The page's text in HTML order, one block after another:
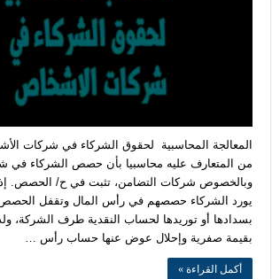
المعالجة المحاسبية لحقوق الشركاء في شركات
من المتعارف عليه محاسبيا بأن حصص الشركاء في
وبالخصوص شركات التضامن، تثبت في ح/ الحصص.
يورد الشركاء حصصهم في رأس المال وتقفل الحصص
بسدادها أو توريدها لحساب النقدية طرف الشركة،
بقيمة صفرية وإحلال عوض عنها حساب رأس …
أكمل القراءة »